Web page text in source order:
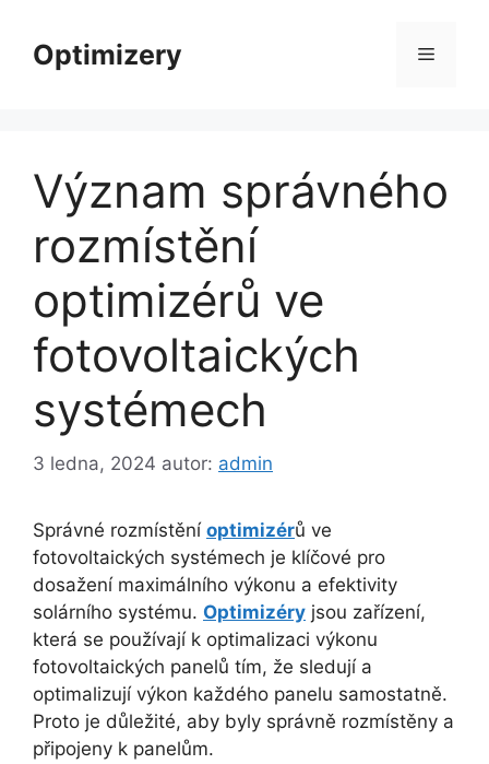
obsahOptimizery Menu
Význam správného
rozmístění
optimizérů ve
fotovoltaických
systémech
3 ledna, 2024 autor: admin
Správné rozmístění optimizérů ve
fotovoltaických systémech je klíčové pro
dosažení maximálního výkonu a efektivity
solárního systému. Optimizéry jsou zařízení,
která se používají k optimalizaci výkonu
fotovoltaických panelů tím, že sledují a
optimalizují výkon každého panelu samostatně.
Proto je důležité, aby byly správně rozmístěny a
připojeny k panelům.